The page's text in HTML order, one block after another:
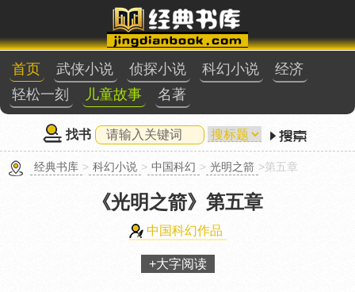
首页 武侠小说 侦探小说 科幻小说
经济
轻松一刻
儿童故事 名著
找书
经典书库 > 科幻小说 > 中国科幻 > 光明之箭 >第五章
《光明之箭》 第五章
中国科幻作品
+大字阅读